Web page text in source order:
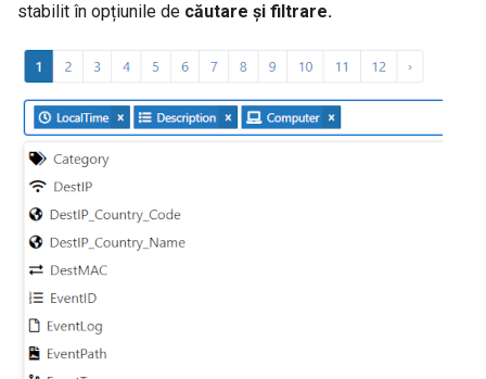
stabilit în opțiunile de căutare și filtrare.